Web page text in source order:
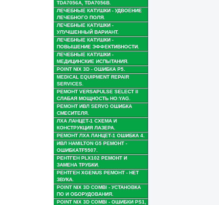
TDA7056A, TDA7056B.
ЛЕЧЕБНЫЕ КАТУШКИ - УДВОЕНИЕ
ЛЕЧЕБНОГО ПОЛЯ.
ЛЕЧЕБНЫЕ КАТУШКИ -
УЛУЧШЕННЫЙ ВАРИАНТ.
ЛЕЧЕБНЫЕ КАТУШКИ -
ПОВЫШЕНИЕ ЭФФЕКТИВНОСТИ.
ЛЕЧЕБНЫЕ КАТУШКИ -
МЕДИЦИНСКИЕ ИСПЫТАНИЯ.
POINT NIX 3D - ОШИБКА P5.
MEDICAL EQUIPMENT REPAIR
SERVICES.
РЕМОНТ VERSAPULSE SELECT II
СЛАБАЯ МОЩНОСТЬ HO:YAG.
РЕМОНТ ИВЛ SERVO ОШИБКА
СМЕСИТЕЛЯ.
ЛХА ЛАНЦЕТ-1 СХЕМА И
КОНСТРУКЦИЯ ЛАЗЕРА.
РЕМОНТ ЛХА ЛАНЦЕТ-1 ОШИБКА 4.
ИВЛ HAMILTON G5 РЕМОНТ -
ОШИБКАTF5507.
РЕНТГЕН PLX102 РЕМОНТ И
ЗАМЕНА ТРУБКИ.
РЕНТГЕН XGENUS РЕМОНТ - НЕТ
ЗВУКА.
POINT NIX 3D COMBI - УСТАНОВКА
ПО И ОБОРУДОВАНИЯ.
POINT NIX 3D COMBI - ОШИБКИ PS1,